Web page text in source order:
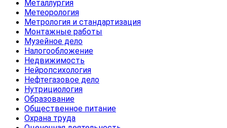
Металлургия
Метеорология
Метрология и стандартизация
Монтажные работы
Музейное дело
Налогообложение
Недвижимость
Нейропсихология
Нефтегазовое дело
Нутрициология
Образование
Общественное питание
Охрана труда